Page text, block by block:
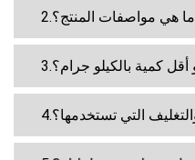
2.ما هي مواصفات المنتج؟
أقل كمية بالكيلو جرام؟
التي تستخدمها؟